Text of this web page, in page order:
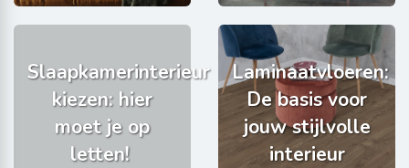
Slaapkamerinterieur
kiezen: hier
moet je op
letten!
Laminaatvloeren:
De basis voor
jouw stijlvolle
interieur